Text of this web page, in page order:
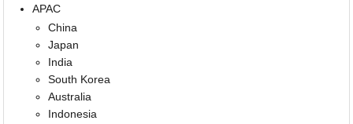
APAC
China
Japan
India
South Korea
Australia
Indonesia